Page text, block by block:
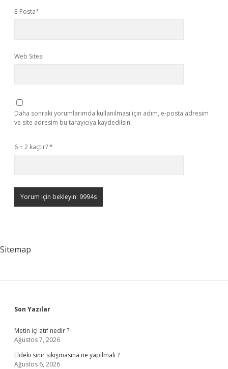
E-Posta*
Web Sitesi
Daha sonraki yorumlarımda kullanılması için adım, e-posta adresim
ve site adresim bu tarayıcıya kaydedilsin.
6 + 2 kaçtır?*
Sitemap
Sidebar
Son Yazılar
Metin içi atıf nedir ?
Ağustos 7, 2026
Eldeki sinir sıkışmasına ne yapılmalı ?
Ağustos 6, 2026